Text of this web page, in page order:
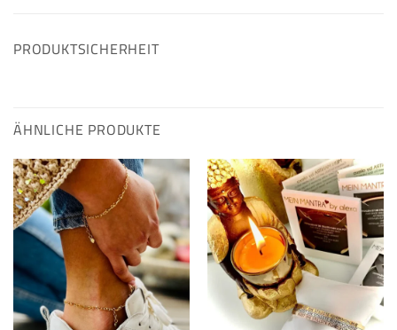
PRODUKTSICHERHEIT
ÄHNLICHE PRODUKTE